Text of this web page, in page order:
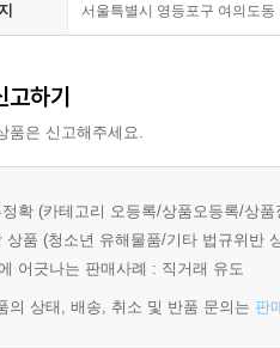
책)
표로 하는 수험생들을 위해 최
설명한 친절한 해설집
한 문제마다 문제의 핵심 포인
서울특별시 영등포구 여의도
고하기
품은 신고해주세요.
확 (카테고리 오등록/상품오등록/상
상품 (청소년 유해물품/기타 법규위반
어긋나는 판매사례 : 직거래 유도
의 상태, 배송, 취소 및 반품 문의는 판